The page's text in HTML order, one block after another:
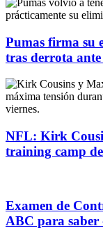
Pumas firma su
tras derrota
NFL: Kirk
training camp
Examen de
ABC para saber